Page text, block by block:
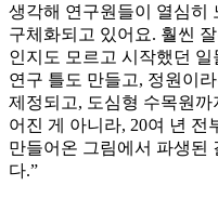
생각해 연구원들이 열심히
구체화되고 있어요. 훨씬
인지도 모르고 시작했던
연구 틀도 만들고, 정원이
제정되고, 도심형 수목원
어진 게 아니라, 20여 년 전
만들어온 그림에서 파생된
다.”